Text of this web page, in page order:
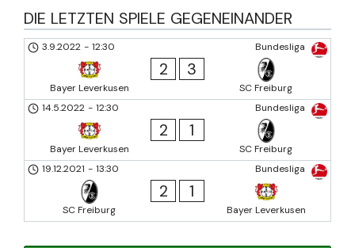
DIE LETZTEN SPIELE GEGENEINANDER
Bundesliga
3.9.2022 - 12:30
Bayer Leverkusen
2 3
SC Freiburg
Bundesliga
14.5.2022 - 12:30
Bayer Leverkusen
2 1
SC Freiburg
Bundesliga
19.12.2021 - 13:30
SC Freiburg
2 1
Bayer Leverkusen